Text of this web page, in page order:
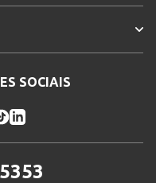
SOCIAIS